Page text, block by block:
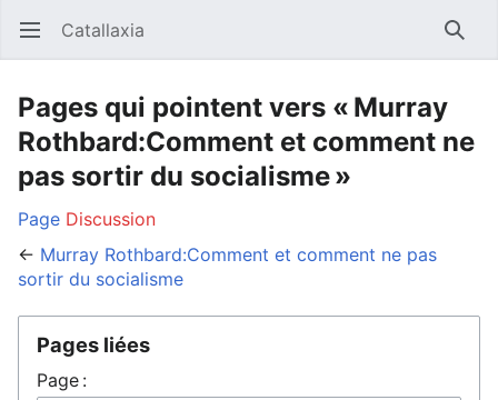
Ouvrir le menu principal Catallaxia
Pages qui pointent vers « Murray
Rothbard:Comment et comment ne
pas sortir du socialisme »
Page Discussion
← Murray Rothbard:Comment et comment ne pas
sortir du socialisme
Pages liées
Page :